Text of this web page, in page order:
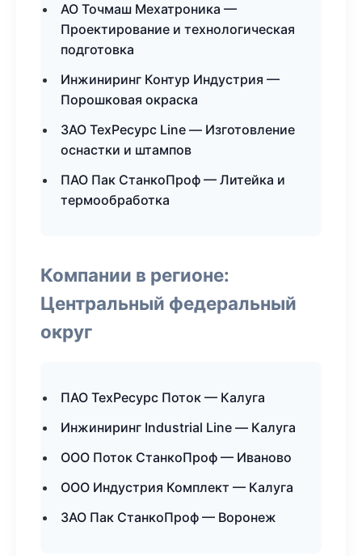
АО Точмаш Мехатроника —
Проектирование и технологическая
подготовка
Инжиниринг Контур Индустрия —
Порошковая окраска
ЗАО ТехРесурс Line — Изготовление
оснастки и штампов
ПАО Пак СтанкоПроф — Литейка и
термообработка
Компании в регионе:
Центральный федеральный
округ
ПАО ТехРесурс Поток — Калуга
Инжиниринг Industrial Line — Калуга
ООО Поток СтанкоПроф — Иваново
ООО Индустрия Комплект — Калуга
ЗАО Пак СтанкоПроф — Воронеж